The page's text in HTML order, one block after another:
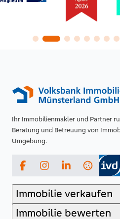
Ihr Immobilienmakler und Partner
Beratung und Betreuung von
Umgebung.
FacebookInstagramLinkedIn
Immobilie verkaufen
Immobilie bewerten